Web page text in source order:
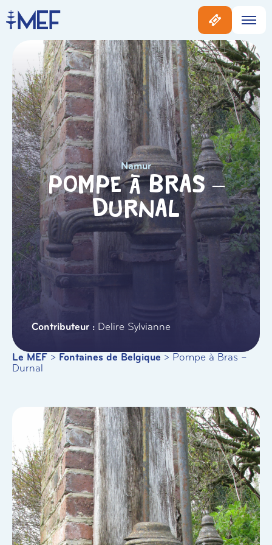
Namur
Pompe à Bras –
Durnal
Delire Sylvianne
Le MEF > Fontaines de Belgique > Pompe à Bras –
Durnal